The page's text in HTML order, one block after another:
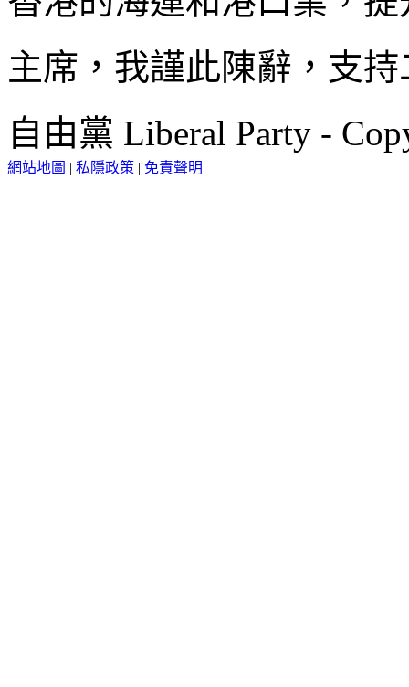
主席，我謹此陳辭，支
自由黨 Liberal Party -
網站地圖 | 私隱政策 | 免責聲明